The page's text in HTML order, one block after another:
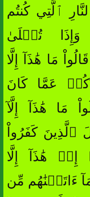
ٱلَّتِي كُنتُم
(42) وَإِذَا تُتۡلَىٰ
مَا هَٰذَآ إِلَّا
عَمَّا كَانَ
مَا هَٰذَآ إِلَّآ
كَفَرُواْ
هَٰذَآ إِلَّا
(43) وَمَآ ءَاتَيۡنَٰهُم مِّن